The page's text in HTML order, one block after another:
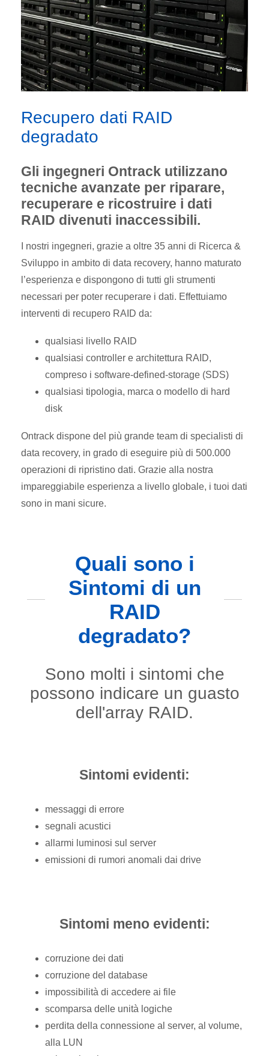
Recupero dati RAID
degradato
Gli ingegneri Ontrack utilizzano
tecniche avanzate per riparare,
recuperare e ricostruire i dati
RAID divenuti inaccessibili.
I nostri ingegneri, grazie a oltre 35 anni di Ricerca &
Sviluppo in ambito di data recovery, hanno maturato
l’esperienza e dispongono di tutti gli strumenti
necessari per poter recuperare i dati. Effettuiamo
interventi di recupero RAID da:
qualsiasi livello RAID
qualsiasi controller e architettura RAID,
compreso i software-defined-storage (SDS)
qualsiasi tipologia, marca o modello di hard
disk
Ontrack dispone del più grande team di specialisti di
data recovery, in grado di eseguire più di 500.000
operazioni di ripristino dati. Grazie alla nostra
impareggiabile esperienza a livello globale, i tuoi dati
sono in mani sicure.
Quali sono i
Sintomi di un
RAID
degradato?
Sono molti i sintomi che
possono indicare un guasto
dell'array RAID.
Sintomi evidenti:
messaggi di errore
segnali acustici
allarmi luminosi sul server
emissioni di rumori anomali dai drive
Sintomi meno evidenti:
corruzione dei dati
corruzione del database
impossibilità di accedere ai file
scomparsa delle unità logiche
perdita della connessione al server, al volume,
alla LUN